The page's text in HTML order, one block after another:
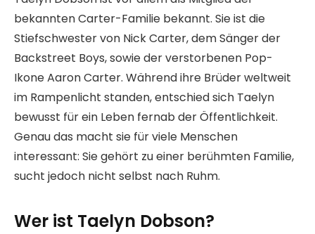
bekannten Carter-Familie bekannt. Sie ist die
Stiefschwester von Nick Carter, dem Sänger der
Backstreet Boys, sowie der verstorbenen Pop-
Ikone Aaron Carter. Während ihre Brüder weltweit
im Rampenlicht standen, entschied sich Taelyn
bewusst für ein Leben fernab der Öffentlichkeit.
Genau das macht sie für viele Menschen
interessant: Sie gehört zu einer berühmten Familie,
sucht jedoch nicht selbst nach Ruhm.
Wer ist Taelyn Dobson?